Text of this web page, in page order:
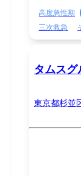
高度急性期
三次救急
タムス
東京都杉並